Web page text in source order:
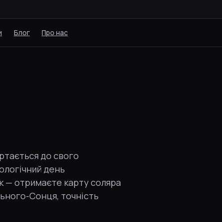
Блог Про нас
до свого
день
— отримаєте карту соляра
Сонця, точність